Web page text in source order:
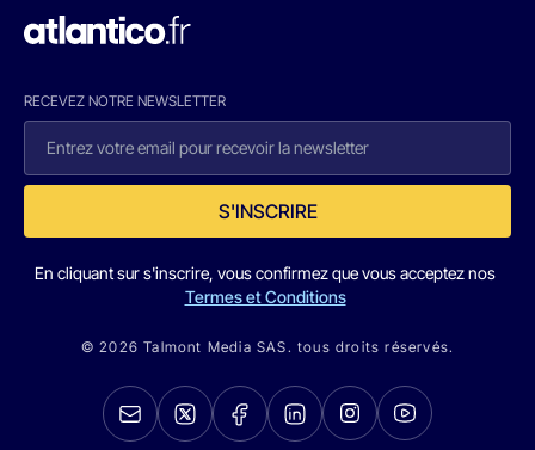
RECEVEZ NOTRE NEWSLETTER
S'INSCRIRE
En cliquant sur s'inscrire, vous confirmez que vous acceptez nos
Termes et Conditions
© 2026 Talmont Media SAS. tous droits réservés.